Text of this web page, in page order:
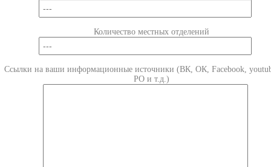
Количество местных отделений
Ссылки на ваши информационные источники (ВК, ОК, Facebook,
РО и т.д.)